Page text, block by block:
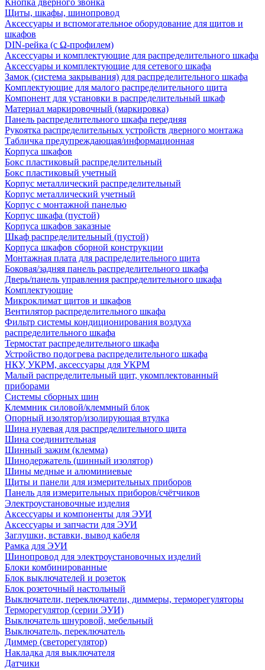
Кнопка дверного звонка
Щиты, шкафы, шинопровод
Аксессуары и вспомогательное оборудование для щитов и
шкафов
DIN-рейка (с Ω-профилем)
Аксессуары и комплектующие для распределительного шкафа
Аксессуары и комплектующие для сетевого шкафа
Замок (система закрывания) для распределительного шкафа
Комплектующие для малого распределительного щита
Компонент для установки в распределительный шкаф
Материал маркировочный (маркировка)
Панель распределительного шкафа передняя
Рукоятка распределительных устройств дверного монтажа
Табличка предупреждающая/информационная
Корпуса шкафов
Бокс пластиковый распределительный
Бокс пластиковый учетный
Корпус металлический распределительный
Корпус металлический учетный
Корпус с монтажной панелью
Корпус шкафа (пустой)
Корпуса шкафов заказные
Шкаф распределительный (пустой)
Корпуса шкафов сборной конструкции
Монтажная плата для распределительного щита
Боковая/задняя панель распределительного шкафа
Дверь/панель управления распределительного шкафа
Комплектующие
Микроклимат щитов и шкафов
Вентилятор распределительного шкафа
Фильтр системы кондиционирования воздуха
распределительного шкафа
Термостат распределительного шкафа
Устройство подогрева распределительного шкафа
НКУ, УКРМ, аксессуары для УКРМ
Малый распределительный щит, укомплектованный
приборами
Системы сборных шин
Клеммник силовой/клеммный блок
Опорный изолятор/изолирующая втулка
Шина нулевая для распределительного щита
Шина соединительная
Шинный зажим (клемма)
Шинодержатель (шинный изолятор)
Шины медные и алюминиевые
Щиты и панели для измерительных приборов
Панель для измерительных приборов/счётчиков
Электроустановочные изделия
Аксессуары и компоненты для ЭУИ
Аксессуары и запчасти для ЭУИ
Заглушки, вставки, вывод кабеля
Рамка для ЭУИ
Шинопровод для электроустановочных изделий
Блоки комбинированные
Блок выключателей и розеток
Блок розеточный настольный
Выключатели, переключатели, диммеры, терморегуляторы
Терморегулятор (серии ЭУИ)
Выключатель шнуровой, мебельный
Выключатель, переключатель
Диммер (светорегулятор)
Накладка для выключателя
Датчики